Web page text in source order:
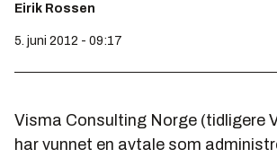
Eirik Rossen
5. juni 2012 - 09:17
Visma Consulting Norge (tidligere
har vunnet en avtale som